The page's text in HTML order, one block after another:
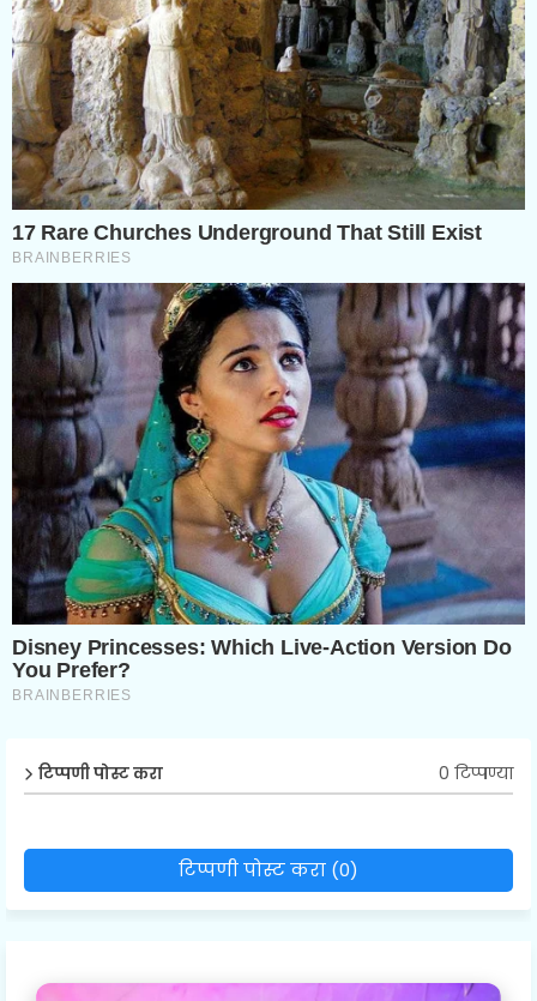
टिप्पणी पोस्ट करा 0 टिप्पण्या
टिप्पणी पोस्ट करा (0)